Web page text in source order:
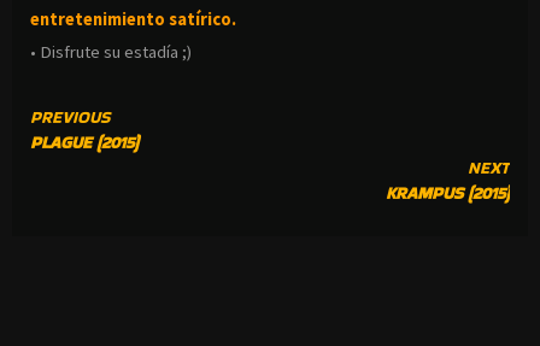
entretenimiento satírico.
• Disfrute su estadía ;)
CONTINUE
READING
PREVIOUS
PLAGUE (2015)
NEXT
KRAMPUS (2015)